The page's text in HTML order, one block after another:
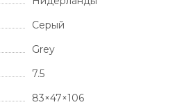
Серый
Grey
7.5
83×47×106